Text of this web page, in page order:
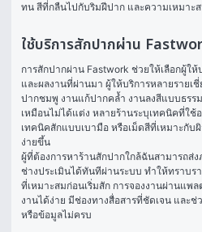
ทน สีที่กลืนไปกับริมฝีปาก และความเหมาะ
ใช้บริการสักปากผ่าน
การสักปากผ่าน Fastwork ช่วยให้เลือกผู้ให้
และผลงานที่ผ่านมา ผู้ให้บริการหลายรายเ
ปากชมพู งานแก้ปากคล้ำ งานลงสีแบบธรร
เหมือนไม่ได้แต่ง หลายร้านระบุเทคนิคที่ใช้
เทคนิคสักแบบเบามือ หรือเม็ดสีที่เหมาะกับ
ง่ายขึ้น
ผู้ที่ต้องการหาร้านสักปากใกล้ฉันสามารถส่
ช่างประเมินได้ทันทีผ่านระบบ ทำให้ทราบร
ที่เหมาะสมก่อนเริ่มสัก การจองงานผ่านแพ
งานได้ง่าย มีช่องทางสื่อสารที่ชัดเจน และ
หรือข้อมูลไม่ครบ